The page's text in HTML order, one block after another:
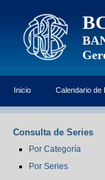
Inicio Calendario de
Consulta de Series
Por Categoría
Por Series